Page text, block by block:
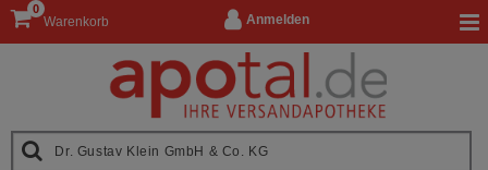
Anmelden
Warenkorb
0